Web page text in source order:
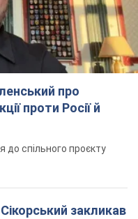
про
проти Росії й
до спільного проєкту
закликав